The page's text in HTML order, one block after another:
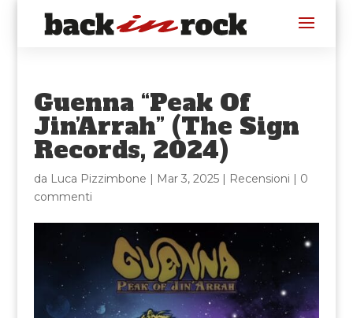
Guenna “Peak Of
Jin’Arrah” (The Sign
Records, 2024)
da Luca Pizzimbone | Mar 3, 2025| Recensioni | 0
commenti